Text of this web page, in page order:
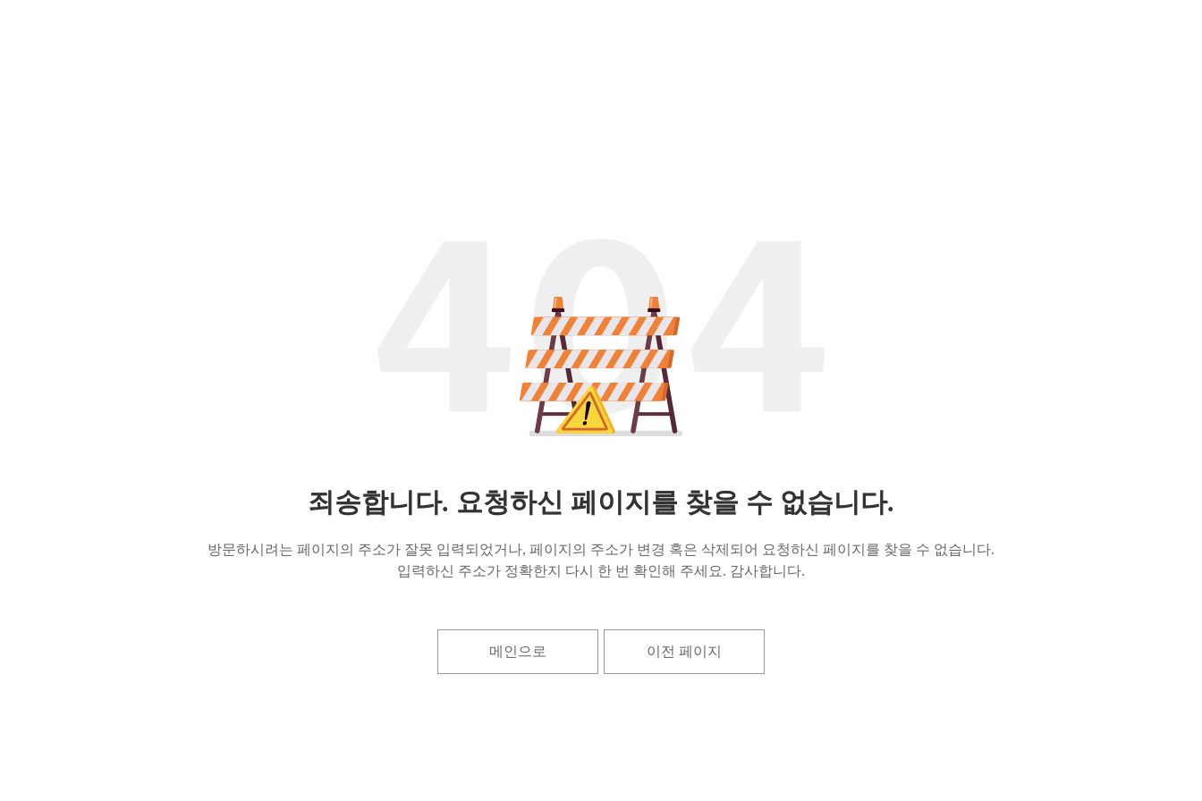
죄송합니다. 요청하신 페이지를 찾을 수 없습니다.
방문하시려는 페이지의 주소가 잘못 입력되었거나, 페이지의 주소가 변경 혹은 삭제되어 요청하신 페이지를 찾을 수 없습니다.
입력하신 주소가 정확한지 다시 한 번 확인해 주세요. 감사합니다.
메인으로 이전 페이지